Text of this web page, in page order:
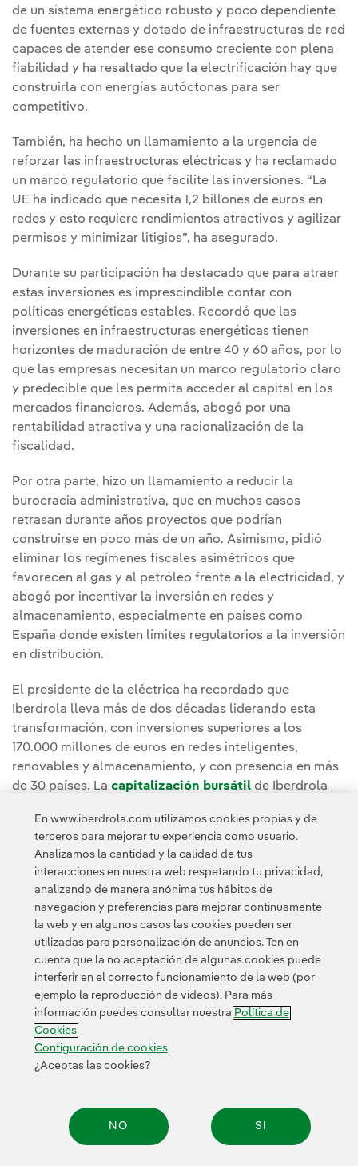
de un sistema energético robusto y poco dependiente
de fuentes externas y dotado de infraestructuras de red
capaces de atender ese consumo creciente con plena
fiabilidad y ha resaltado que la electrificación hay que
construirla con energías autóctonas para ser
competitivo.
También, ha hecho un llamamiento a la urgencia de
reforzar las infraestructuras eléctricas y ha reclamado
un marco regulatorio que facilite las inversiones. “La
UE ha indicado que necesita 1,2 billones de euros en
redes y esto requiere rendimientos atractivos y agilizar
permisos y minimizar litigios”, ha asegurado.
Durante su participación ha destacado que para atraer
estas inversiones es imprescindible contar con
políticas energéticas estables. Recordó que las
inversiones en infraestructuras energéticas tienen
horizontes de maduración de entre 40 y 60 años, por lo
que las empresas necesitan un marco regulatorio claro
y predecible que les permita acceder al capital en los
mercados financieros. Además, abogó por una
rentabilidad atractiva y una racionalización de la
fiscalidad.
Por otra parte, hizo un llamamiento a reducir la
burocracia administrativa, que en muchos casos
retrasan durante años proyectos que podrían
construirse en poco más de un año. Asimismo, pidió
eliminar los regímenes fiscales asimétricos que
favorecen al gas y al petróleo frente a la electricidad, y
abogó por incentivar la inversión en redes y
almacenamiento, especialmente en países como
España donde existen límites regulatorios a la inversión
en distribución.
El presidente de la eléctrica ha recordado que
Iberdrola lleva más de dos décadas liderando esta
transformación, con inversiones superiores a los
170.000 millones de euros en redes inteligentes,
renovables y almacenamiento, y con presencia en más
de 30 países. La capitalización bursátil de Iberdrola
se sitúa como la primera utility de Europa y entre las
dos más grandes del mundo.
Contacta Política de Privacidad Información legal
Transparencia en el uso de la IA Política de cookies
Configuración de cookies Accesibilidad Canal de denuncias
© 2026 Iberdrola, S.A. Reservados todos los derechos.
En www.iberdrola.com utilizamos cookies propias y de
terceros para mejorar tu experiencia como usuario.
Analizamos la cantidad y la calidad de tus
interacciones en nuestra web respetando tu privacidad,
analizando de manera anónima tus hábitos de
navegación y preferencias para mejorar continuamente
la web y en algunos casos las cookies pueden ser
utilizadas para personalización de anuncios. Ten en
cuenta que la no aceptación de algunas cookies puede
interferir en el correcto funcionamiento de la web (por
ejemplo la reproducción de videos). Para más
información puedes consultar nuestra Política de
Cookies
Configuración de cookies
¿Aceptas las cookies?
NO SI